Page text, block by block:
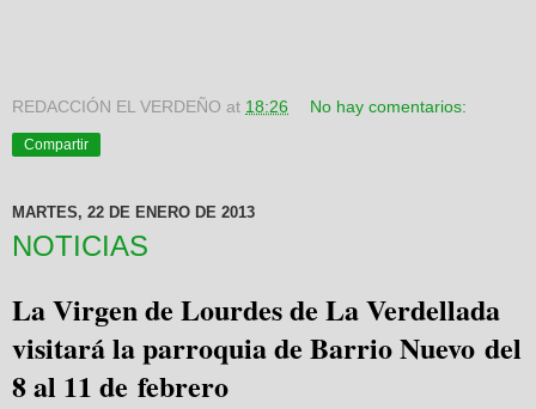
REDACCIÓN EL VERDEÑO at 18:26 No hay comentarios:
Compartir
MARTES, 22 DE ENERO DE 2013
NOTICIAS
La Virgen de Lourdes de La Verdellada
visitará la parroquia de Barrio Nuevo del
8 al 11 de febrero